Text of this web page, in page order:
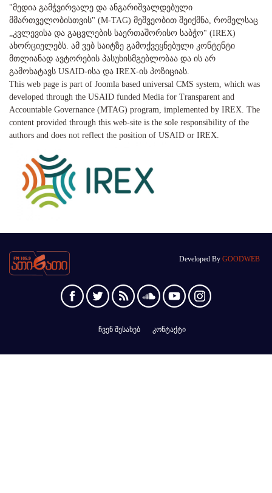
"მედია გამჭვირვალე და ანგარიშვალდებული
მმართველობისთვის" (M-TAG) მეშვეობით შეიქმნა, რომელსაც
„კვლევისა და გაცვლების საერთაშორისო საბჭო" (IREX)
ახორციელებს. ამ ვებ საიტზე გამოქვეყნებული კონტენტი
მთლიანად ავტორების პასუხისმგებლობაა და ის არ
გამოხატავს USAID-ისა და IREX-ის პოზიციას.
This web page is part of Joomla based universal CMS system, which was
developed through the USAID funded Media for Transparent and
Accountable Governance (MTAG) program, implemented by IREX. The
content provided through this web-site is the sole responsibility of the
authors and does not reflect the position of USAID or IREX.
Developed By GOODWEB
ჩვენ შესახებ კონტაქტი